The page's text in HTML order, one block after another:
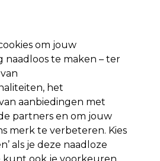
Aanmelden
Elektra Beauty
dag geleverd*
maandag t/m vrijdag
om jouw
naadloos te maken – ter
het
aanbiedingen met
partners en om jouw
merk te verbeteren. Kies
als je deze naadloze